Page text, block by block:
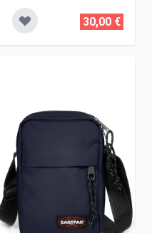
30,00 €